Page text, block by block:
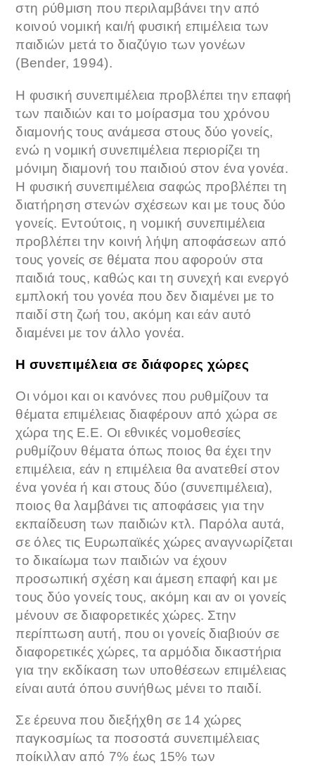
στη ρύθμιση που περιλαμβάνει την από
κοινού νομική και/ή φυσική επιμέλεια των
παιδιών μετά το διαζύγιο των γονέων
(Bender, 1994).
Η φυσική συνεπιμέλεια προβλέπει την επαφή
των παιδιών και το μοίρασμα του χρόνου
διαμονής τους ανάμεσα στους δύο γονείς,
ενώ η νομική συνεπιμέλεια περιορίζει τη
μόνιμη διαμονή του παιδιού στον ένα γονέα.
Η φυσική συνεπιμέλεια σαφώς προβλέπει τη
διατήρηση στενών σχέσεων και με τους δύο
γονείς. Εντούτοις, η νομική συνεπιμέλεια
προβλέπει την κοινή λήψη αποφάσεων από
τους γονείς σε θέματα που αφορούν στα
παιδιά τους, καθώς και τη συνεχή και ενεργό
εμπλοκή του γονέα που δεν διαμένει με το
παιδί στη ζωή του, ακόμη και εάν αυτό
διαμένει με τον άλλο γονέα.
Η συνεπιμέλεια σε διάφορες χώρες
Οι νόμοι και οι κανόνες που ρυθμίζουν τα
θέματα επιμέλειας διαφέρουν από χώρα σε
χώρα της Ε.Ε. Οι εθνικές νομοθεσίες
ρυθμίζουν θέματα όπως ποιος θα έχει την
επιμέλεια, εάν η επιμέλεια θα ανατεθεί στον
ένα γονέα ή και στους δύο (συνεπιμέλεια),
ποιος θα λαμβάνει τις αποφάσεις για την
εκπαίδευση των παιδιών κτλ. Παρόλα αυτά,
σε όλες τις Ευρωπαϊκές χώρες αναγνωρίζεται
το δικαίωμα των παιδιών να έχουν
προσωπική σχέση και άμεση επαφή και με
τους δύο γονείς τους, ακόμη και αν οι γονείς
μένουν σε διαφορετικές χώρες. Στην
περίπτωση αυτή, που οι γονείς διαβιούν σε
διαφορετικές χώρες, τα αρμόδια δικαστήρια
για την εκδίκαση των υποθέσεων επιμέλειας
είναι αυτά όπου συνήθως μένει το παιδί.
Σε έρευνα που διεξήχθη σε 14 χώρες
παγκοσμίως τα ποσοστά συνεπιμέλειας
ποίκιλλαν από 7% έως 15% των